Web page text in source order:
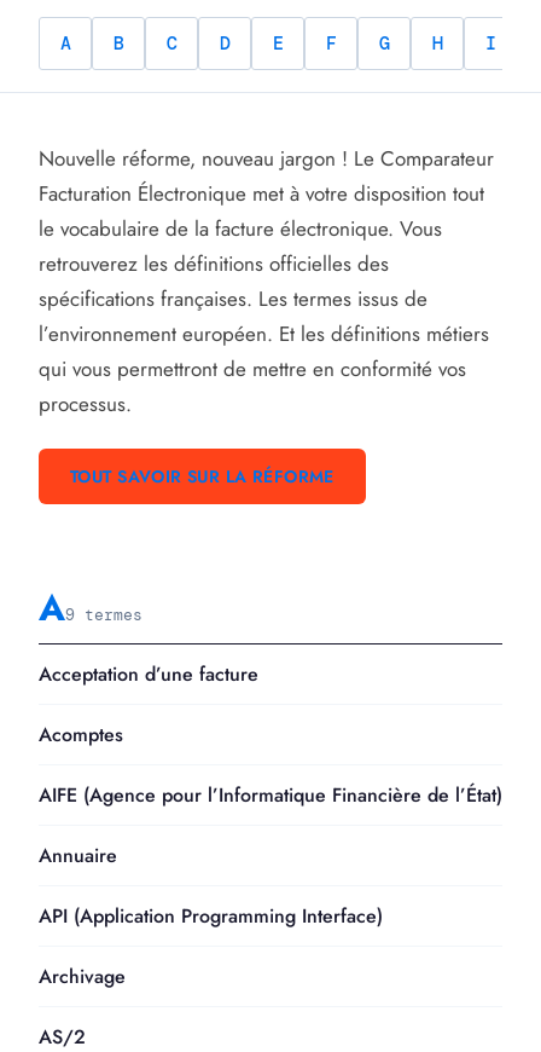
A B C D E F G H I
Nouvelle réforme, nouveau jargon ! Le Comparateur
Facturation Électronique met à votre disposition tout
le vocabulaire de la facture électronique. Vous
retrouverez les définitions officielles des
spécifications françaises. Les termes issus de
l’environnement européen. Et les définitions métiers
qui vous permettront de mettre en conformité vos
processus.
TOUT SAVOIR SUR LA RÉFORME
A9 termes
Acceptation d’une facture
Acomptes
AIFE (Agence pour l’Informatique Financière de l’État)
Annuaire
API (Application Programming Interface)
Archivage
AS/2